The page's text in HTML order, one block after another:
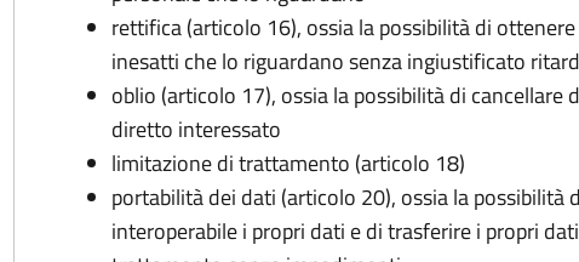
rettifica (articolo 16), ossia la possibilità di
inesatti che lo riguardano senza ingiustificato
oblio (articolo 17), ossia la possibilità di cancellare
diretto interessato
limitazione di trattamento (articolo 18)
portabilità dei dati (articolo 20), ossia la
interoperabile i propri dati e di trasferire i propri